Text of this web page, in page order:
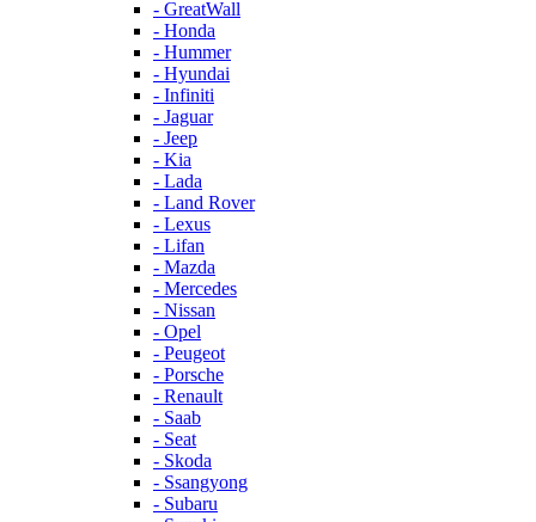
- GreatWall
- Honda
- Hummer
- Hyundai
- Infiniti
- Jaguar
- Jeep
- Kia
- Lada
- Land Rover
- Lexus
- Lifan
- Mazda
- Mercedes
- Nissan
- Opel
- Peugeot
- Porsche
- Renault
- Saab
- Seat
- Skoda
- Ssangyong
- Subaru